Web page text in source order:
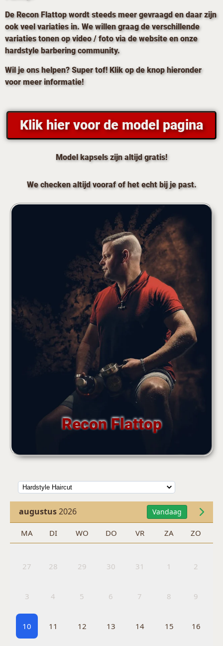
De Recon Flattop wordt steeds meer gevraagd en daar zijn
ook veel variaties in. We willen graag de verschillende
variaties tonen op video / foto via de website en onze
hardstyle barbering community.
Wil je ons helpen? Super tof! Klik op de knop hieronder
voor meer informatie!
Klik hier voor de model pagina
Model kapsels zijn altijd gratis!
We checken altijd vooraf of het echt bij je past.
Recon Flattop